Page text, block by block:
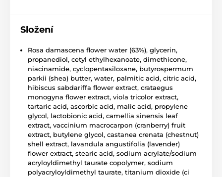
Složení
Rosa damascena flower water (63%), glycerin,
propanediol, cetyl ethylhexanoate, dimethicone,
niacinamide, cyclopentasiloxane, butyrospermum
parkii (shea) butter, water, palmitic acid, citric acid,
hibiscus sabdariffa flower extract, crataegus
monogyna flower extract, viola tricolor extract,
tartaric acid, ascorbic acid, malic acid, propylene
glycol, lactobionic acid, camellia sinensis leaf
extract, vaccinium macrocarpon (cranberry) fruit
extract, butylene glycol, castanea crenata (chestnut)
shell extract, lavandula angustifolia (lavender)
flower extract, stearic acid, sodium acrylate/sodium
acryloyldimethyl taurate copolymer, sodium
polyacryloyldimethyl taurate, titanium dioxide (ci